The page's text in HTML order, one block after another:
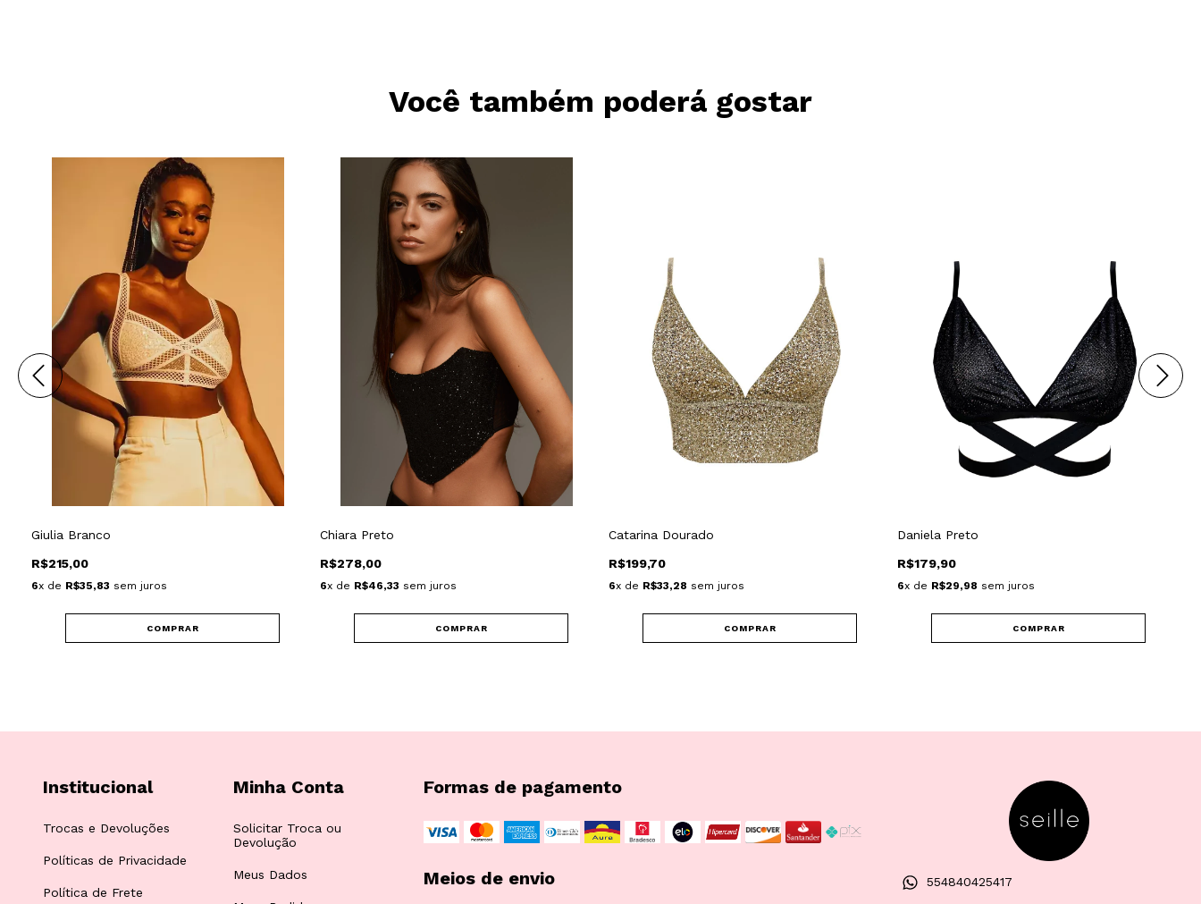
Você também poderá gostar
Giulia Branco
R$215,00
6x de R$35,83 sem juros
COMPRAR
Chiara Preto
R$278,00
6x de R$46,33 sem juros
COMPRAR
Catarina Dourado
R$199,70
6x de R$33,28 sem juros
COMPRAR
Daniela Preto
R$179,90
6x de R$29,98 sem juros
COMPRAR
Institucional
Trocas e Devoluções
Políticas de Privacidade
Política de Frete
Minha Conta
Solicitar Troca ou
Devolução
Meus Dados
Formas de pagamento
Meios de envio 554840425417